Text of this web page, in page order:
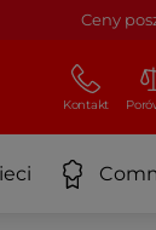
Ceny
Kontakt